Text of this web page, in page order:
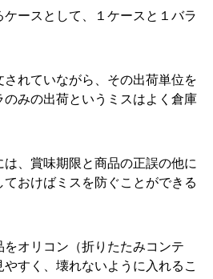
ースとして、１ケースと１バラ
れていながら、その出荷単位を
のみの出荷というミスはよく倉庫
、賞味期限と商品の正誤の他に
おけばミスを防ぐことができる
オリコン（折りたたみコンテ
すく、壊れないように入れるこ